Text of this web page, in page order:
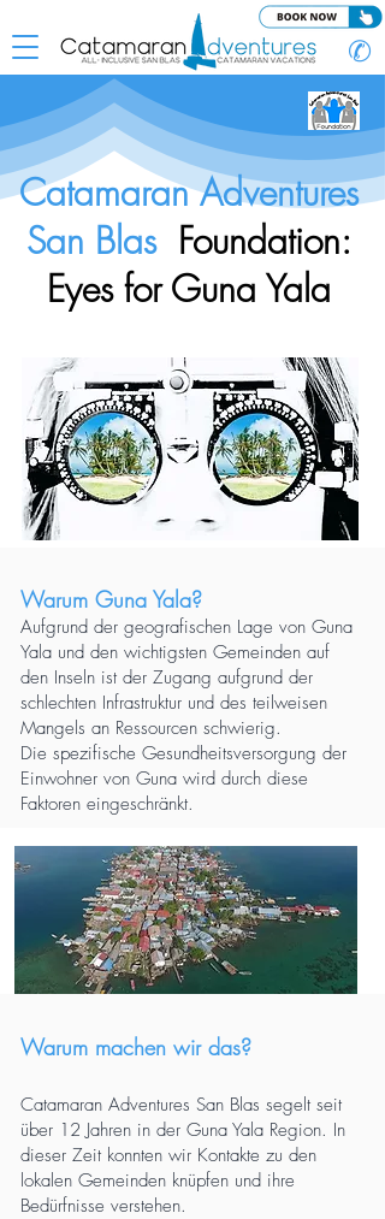
✆
Catamaran Adventures
San Blas Foundation:
Eyes for Guna Yala
Warum Guna Yala?
Aufgrund der geografischen Lage von Guna
Yala und den wichtigsten Gemeinden auf
den Inseln ist der Zugang aufgrund der
schlechten Infrastruktur und des teilweisen
Mangels an Ressourcen schwierig.
Die spezifische Gesundheitsversorgung der
Einwohner von Guna wird durch diese
Faktoren eingeschränkt.
Warum machen wir das?
Catamaran Adventures San Blas segelt seit
über 12 Jahren in der Guna Yala Region. In
dieser Zeit konnten wir Kontakte zu den
lokalen Gemeinden knüpfen und ihre
Bedürfnisse verstehen.